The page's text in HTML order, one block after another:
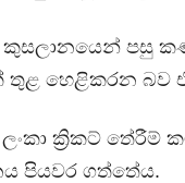
පසු
හෙළිකරන බව
ක්‍රිකට් තේරීම්
පියවර ගත්තේය.